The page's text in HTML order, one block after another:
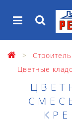
Цветные